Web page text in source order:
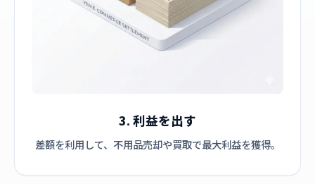
3. 利益を出す
差額を利用して、不用品売却や買取で最大利益を獲得。